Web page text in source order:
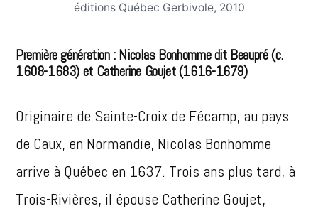
éditions Québec Gerbivole, 2010
Première génération : Nicolas Bonhomme dit Beaupré (c.
1608-1683) et Catherine Goujet (1616-1679)
Originaire de Sainte-Croix de Fécamp, au pays
de Caux, en Normandie, Nicolas Bonhomme
arrive à Québec en 1637. Trois ans plus tard, à
Trois-Rivières, il épouse Catherine Goujet,